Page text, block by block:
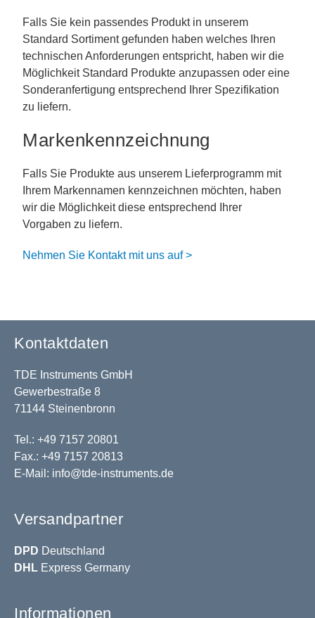
Falls Sie kein passendes Produkt in unserem
Standard Sortiment gefunden haben welches Ihren
technischen Anforderungen entspricht, haben wir die
Möglichkeit Standard Produkte anzupassen oder eine
Sonderanfertigung entsprechend Ihrer Spezifikation
zu liefern.
Markenkennzeichnung
Falls Sie Produkte aus unserem Lieferprogramm mit
Ihrem Markennamen kennzeichnen möchten, haben
wir die Möglichkeit diese entsprechend Ihrer
Vorgaben zu liefern.
Nehmen Sie Kontakt mit uns auf >
Kontaktdaten
TDE Instruments GmbH
Gewerbestraße 8
71144 Steinenbronn
Tel.: +49 7157 20801
Fax.: +49 7157 20813
E-Mail: info@tde-instruments.de
Versandpartner
DPD Deutschland
DHL Express Germany
Informationen